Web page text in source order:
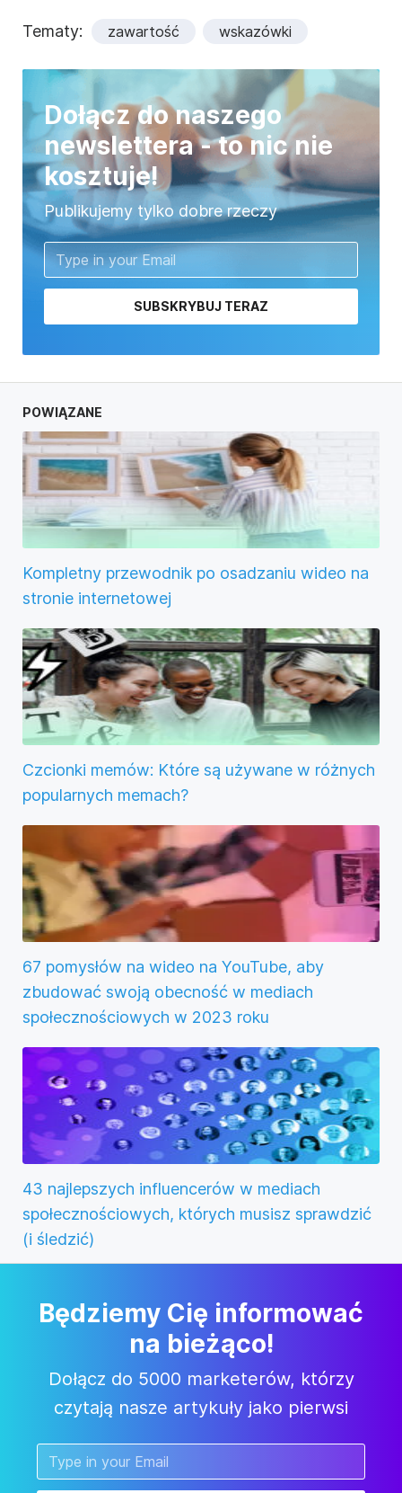
Tematy: zawartość wskazówki
Dołącz do naszego
newslettera - to nic nie
kosztuje!
Publikujemy tylko dobre rzeczy
SUBSKRYBUJ TERAZ
POWIĄZANE
Kompletny przewodnik po osadzaniu wideo na
stronie internetowej
Czcionki memów: Które są używane w różnych
popularnych memach?
67 pomysłów na wideo na YouTube, aby
zbudować swoją obecność w mediach
społecznościowych w 2023 roku
43 najlepszych influencerów w mediach
społecznościowych, których musisz sprawdzić
(i śledzić)
Będziemy Cię informować
na bieżąco!
Dołącz do 5000 marketerów, którzy
czytają nasze artykuły jako pierwsi